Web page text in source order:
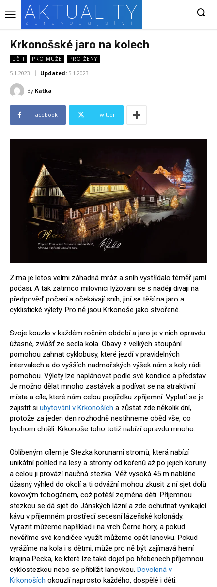
AKTUALITY
zpravodajství
Krkonošské jaro na kolech
DĚTI PRO MUŽE PRO ŽENY
5.1.2023 Updated: 5.1.2023
By Katka
Facebook Twitter
Zima je letos velmi záhadná mráz a sníh vystřídalo téměř jarní
počasí. A tak zatímco milovníci lyžování se s nadějí dívají na
předpověď počasí a očekávají sníh, jiní se těší na jaro a
cyklistické výlety. Pro ně jsou Krkonoše jako stvořené.
Svoje kouzlo v každém ročním období a jaro je v nich opravdu
úžasné, zvlášť ze sedla kola. Obavy z velkých stoupání
pomohou zahnat cyklobusy, které jezdí v pravidelných
intervalech a do vyšších nadmořských výšek nám s koly rádi
pomohou. Výlety lze naplánovat podle své kondice a představ.
Je možno dělat mnoho zastávek a podívat se na atraktivní
místa a cíle, které nám celou projížďku zpříjemní. Vyplatí se je
zajistit si ubytování v Krkonoších a zůstat zde několik dní,
protože za jeden den rozhodně nestihneme oběd vše, co
bychom chtěli. Krkonoše toho totiž nabízí opravdu mnoho.
Oblíbeným cílem je Stezka korunami stromů, která nabízí
unikátní pohled na lesy a stromy od kořenů až po jejich koruny
a celou ji provází naučná stezka. Věž vysoká 45 m nabídne
úžasný výhled do okolí a ti odvážní mohou zkusit z ní sjet dolů
kovovým tobogánem, což potěší zejména děti. Příjemnou
stezkou se dá sjet do Jánských lázní a zde ochutnat vynikající
kávu v příjemném prostředí secesní lázeňské kolonády.
Vyrazit můžeme například i na vrch Černé hory, a pokud
nevěříme své kondičce využít můžeme opět lanovku. Pokud
vyrážíme na kola i s dětmi, může pro ně být zajímavá herní
krajina Pecka, ke které lze také dojet po hřebenech příjemnou
cyklostezkou nebo se přiblížit lanovkou. Dovolená v
Krkonoších okouzlí naprosto každého, dospělé i děti.